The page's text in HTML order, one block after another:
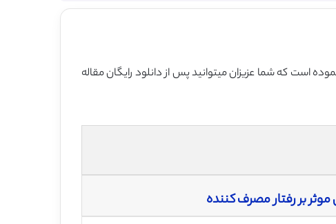
است که شما عزیزان میتوانید پس از دانلود رایگان مقاله
بر رفتار مصرف کننده